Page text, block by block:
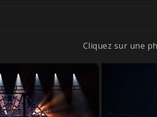
Cliquez sur une